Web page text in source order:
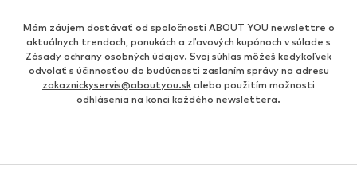
Mám záujem dostávať od spoločnosti ABOUT YOU newslettre o
aktuálnych trendoch, ponukách a zľavových kupónoch v súlade s
Zásady ochrany osobných údajov. Svoj súhlas môžeš kedykoľvek
odvolať s účinnosťou do budúcnosti zaslaním správy na adresu
zakaznickyservis@aboutyou.sk alebo použitím možnosti
odhlásenia na konci každého newslettera.